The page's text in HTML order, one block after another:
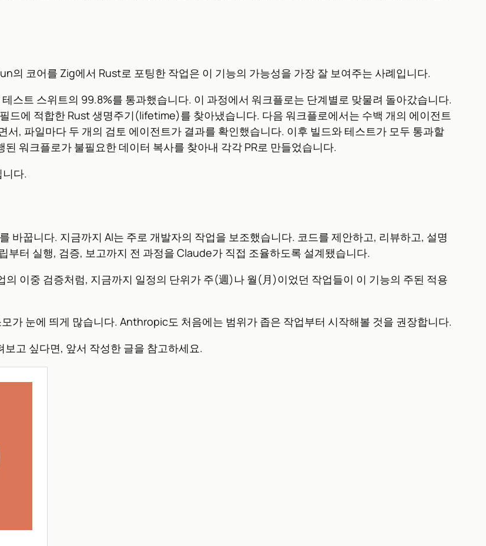
의 코어를 Zig에서 Rust로 포팅한 작업은 이 기능의 가능성을 가장 잘 보여주는 사례입니다.
스트 스위트의 99.8%를 통과했습니다. 이 과정에서 워크플로는 단계별로 맞물려 돌아갔습니다.
드에 적합한 Rust 생명주기(lifetime)를 찾아냈습니다. 다음 워크플로에서는 수백 개의 에이전트
서, 파일마다 두 개의 검토 에이전트가 결과를 확인했습니다. 이후 빌드와 테스트가 모두 통과할
워크플로가 불필요한 데이터 복사를 찾아내 각각 PR로 만들었습니다.
다.
바꿉니다. 지금까지 AI는 주로 개발자의 작업을 보조했습니다. 코드를 제안하고, 리뷰하고, 설명
부터 실행, 검증, 보고까지 전 과정을 Claude가 직접 조율하도록 설계됐습니다.
이중 검증처럼, 지금까지 일정의 단위가 주(週)나 월(月)이었던 작업들이 이 기능의 주된 적용
가 눈에 띄게 많습니다. Anthropic도 처음에는 범위가 좁은 작업부터 시작해볼 것을 권장합니다.
고 싶다면, 앞서 작성한 글을 참고하세요.